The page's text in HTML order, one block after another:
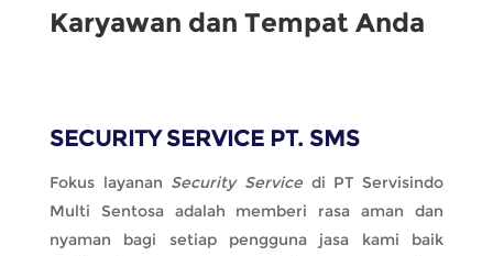
Karyawan dan Tempat Anda
SECURITY SERVICE PT. SMS
Fokus layanan Security Servicedi PT Servisindo
Multi Sentosa adalah memberi rasa aman dan
nyaman bagi setiap pengguna jasa kami baik